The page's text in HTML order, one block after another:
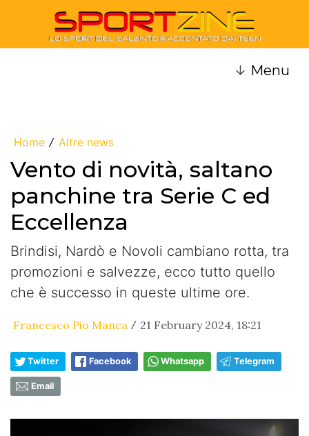
↓ Menu
Home / Altre news
Vento di novità, saltano
panchine tra Serie C ed
Eccellenza
Brindisi, Nardò e Novoli cambiano rotta, tra
promozioni e salvezze, ecco tutto quello
che è successo in queste ultime ore.
Francesco Pio Manca / 21 February 2024, 18:21
Twitter Facebook Whatsapp Telegram
Email